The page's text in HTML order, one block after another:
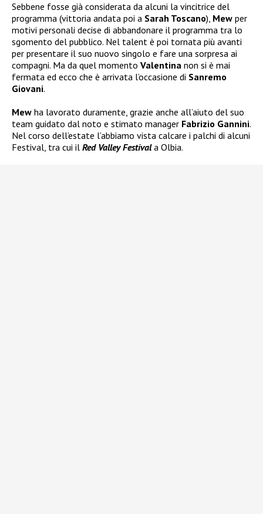
Sebbene fosse già considerata da alcuni la vincitrice del
programma (vittoria andata poi a Sarah Toscano), Mew per
motivi personali decise di abbandonare il programma tra lo
sgomento del pubblico. Nel talent è poi tornata più avanti
per presentare il suo nuovo singolo e fare una sorpresa ai
compagni. Ma da quel momento Valentina non si è mai
fermata ed ecco che è arrivata l’occasione di Sanremo
Giovani.
Mew ha lavorato duramente, grazie anche all’aiuto del suo
team guidato dal noto e stimato manager Fabrizio Gannini.
Nel corso dell’estate l’abbiamo vista calcare i palchi di alcuni
Festival, tra cui il Red Valley Festivala Olbia.